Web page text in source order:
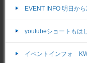
EVENT INFO 明日か
youtubeショートもは
イベントインフォ